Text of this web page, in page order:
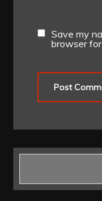
Save my
browser